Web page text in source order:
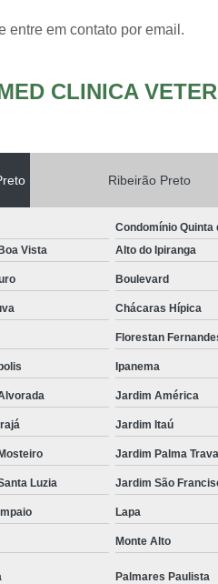
entre em contato por email.
CLINICA
Ribeirão Preto
Condomínio Quinta
Vista Alto do Ipiranga
Boulevard
Chácaras Hípica
Florestan
Ipanema
Jardim América
Jardim Itaú
Jardim Palma
Luzia Jardim São
Lapa
Monte Alto
Palmares Paulista